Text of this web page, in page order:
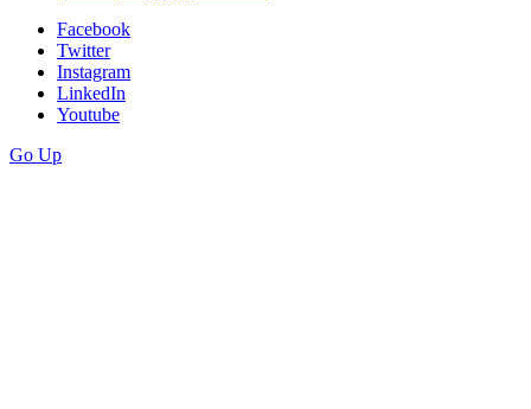
Facebook
Twitter
Instagram
LinkedIn
Youtube
Go Up